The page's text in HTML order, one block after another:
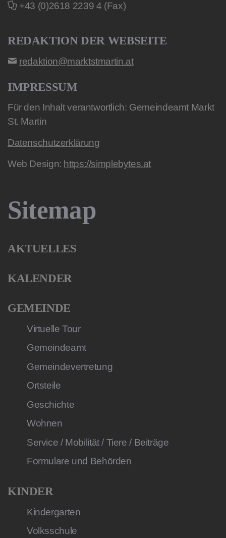
+43 (0)2618 2239 4 (Fax)
REDAKTION DER WEBSEITE
redaktion@marktstmartin.at
IMPRESSUM
Für den Inhalt verantwortlich: Gemeindeamt Markt
St. Martin
Datenschutzerklärung
Web Design: https://simplebytes.at
Sitemap
AKTUELLES
KALENDER
GEMEINDE
Virtuelle Tour
Gemeindeamt
Gemeindevertretung
Ortsteile
Geschichte
Wohnen
Service / Mobilität / Tiere / Beiträge
Formulare und Behörden
KINDER
Kindergarten
Volksschule